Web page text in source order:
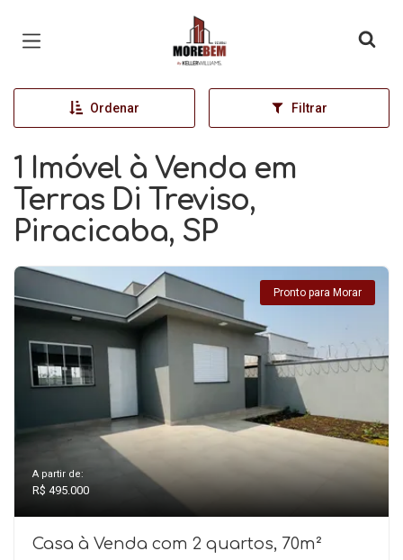
Página inicial
Ordenar Filtrar
1 Imóvel à Venda em
Terras Di Treviso,
Piracicaba, SP
Pronto para Morar
A partir de:
R$ 495.000
Casa à Venda com 2 quartos, 70m²